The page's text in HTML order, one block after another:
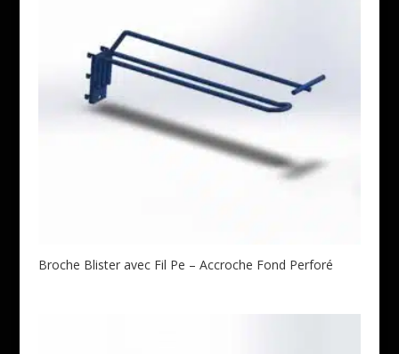
Broche Blister avec Fil Pe – Accroche Fond Perforé